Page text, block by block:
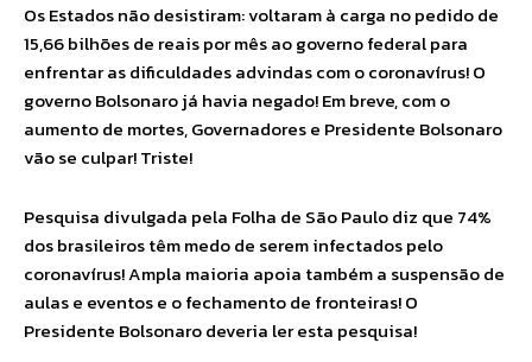
Os Estados não desistiram: voltaram à carga no pedido de
15,66 bilhões de reais por mês ao governo federal para
enfrentar as dificuldades advindas com o coronavírus! O
governo Bolsonaro já havia negado! Em breve, com o
aumento de mortes, Governadores e Presidente Bolsonaro
vão se culpar! Triste!
Pesquisa divulgada pela Folha de São Paulo diz que 74%
dos brasileiros têm medo de serem infectados pelo
coronavírus! Ampla maioria apoia também a suspensão de
aulas e eventos e o fechamento de fronteiras! O
Presidente Bolsonaro deveria ler esta pesquisa!